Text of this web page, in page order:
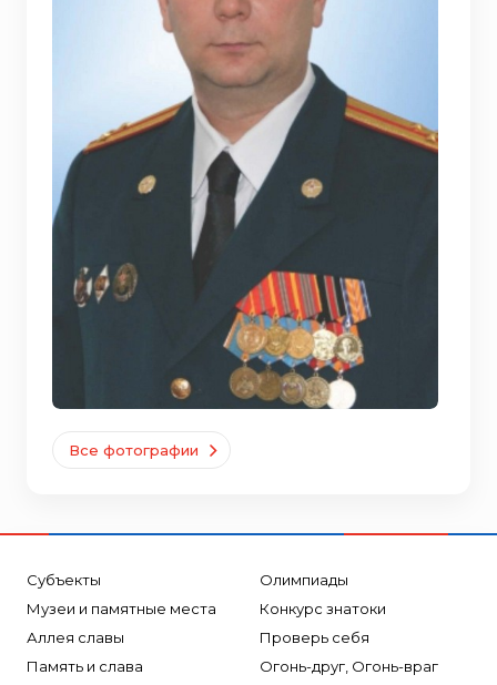
Все фотографии
Субъекты
Музеи и памятные места
Аллея славы
Память и слава
Олимпиады
Конкурс знатоки
Проверь себя
Огонь-друг, Огонь-враг